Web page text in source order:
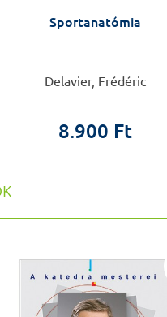
Sportanatómia
Delavier, Frédéric
8.900 Ft